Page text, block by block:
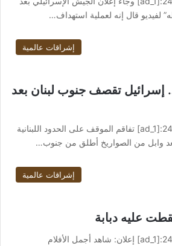
قال إنه لعملية استهداف…
إشراقات عالمية
إسرائيل تقصف جنوب لبنان بعد
من صحيفة اشراق العالم 24:[ad_1] تفاقم الموقف على الحدود اللبنانية
بعد وابل من الصواريخ أطلق من جنوب…
إشراقات عالمية
عليه دبابة
من صحيفة اشراق العالم 24:[ad_1] إعلان: شاهد أجمل الأفلام